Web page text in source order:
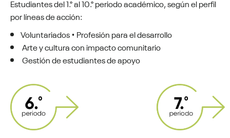
Estudiantes del 1.° al 10.° periodo académico, según el perfil
por líneas de acción:
Voluntariados • Profesión para el desarrollo
Arte y cultura con impacto comunitario
Gestión de estudiantes de apoyo